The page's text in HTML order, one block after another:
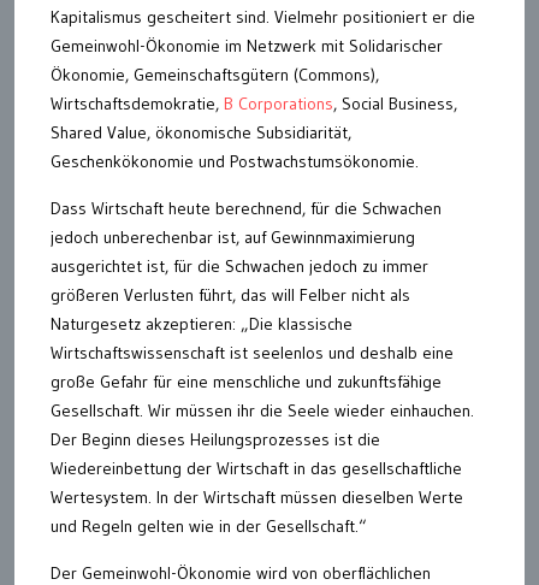
Kapitalismus gescheitert sind. Vielmehr positioniert er die
Gemeinwohl-Ökonomie im Netzwerk mit Solidarischer
Ökonomie, Gemeinschaftsgütern (Commons),
Wirtschaftsdemokratie, B Corporations, Social Business,
Shared Value, ökonomische Subsidiarität,
Geschenkökonomie und Postwachstumsökonomie.
Dass Wirtschaft heute berechnend, für die Schwachen
jedoch unberechenbar ist, auf Gewinnmaximierung
ausgerichtet ist, für die Schwachen jedoch zu immer
größeren Verlusten führt, das will Felber nicht als
Naturgesetz akzeptieren: „Die klassische
Wirtschaftswissenschaft ist seelenlos und deshalb eine
große Gefahr für eine menschliche und zukunftsfähige
Gesellschaft. Wir müssen ihr die Seele wieder einhauchen.
Der Beginn dieses Heilungsprozesses ist die
Wiedereinbettung der Wirtschaft in das gesellschaftliche
Wertesystem. In der Wirtschaft müssen dieselben Werte
und Regeln gelten wie in der Gesellschaft.“
Der Gemeinwohl-Ökonomie wird von oberflächlichen